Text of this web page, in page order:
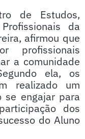
de Estudos,
da
afirmou que
profissionais
a comunidade
ela, os
realizado um
se engajar para
dos
do Aluno